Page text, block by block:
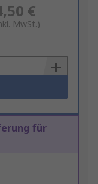
€
MwSt.)
für